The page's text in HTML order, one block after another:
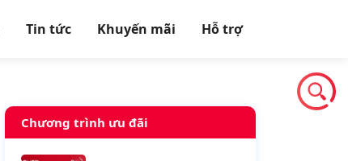
Tin tức Khuyến mãi Hỗ trợ
Chương trình ưu đãi